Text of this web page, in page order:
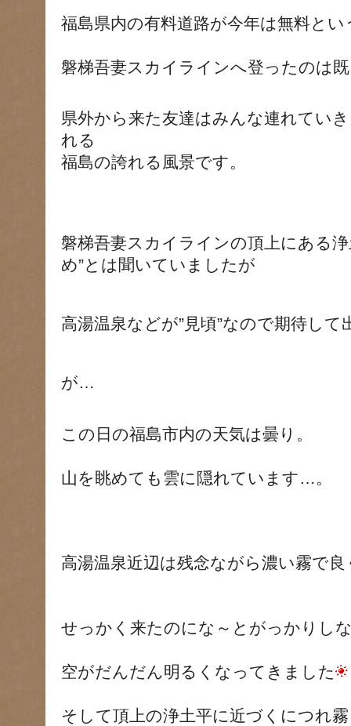
福島県内の有料道路が今年は無料と
磐梯吾妻スカイラインへ登ったのは
県外から来た友達はみんな連れてい
れる
福島の誇れる風景です。
磐梯吾妻スカイラインの頂上にある
め”とは聞いていましたが
高湯温泉などが”見頃”なので期待して
が…
この日の福島市内の天気は曇り。
山を眺めても雲に隠れています…。
高湯温泉近辺は残念ながら濃い霧で
せっかく来たのにな～とがっかりし
空がだんだん明るくなってきました
そして頂上の浄土平に近づくにつれ